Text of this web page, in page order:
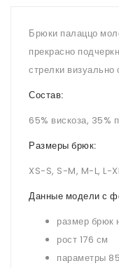
Брюки палаццо
прекрасно
стрелки
Состав:
65% вискоза, 35%
Размеры брюк:
XS-S, S-M, M-L, L-
Данные модели с
размер брюк
рост 176 см
параметры